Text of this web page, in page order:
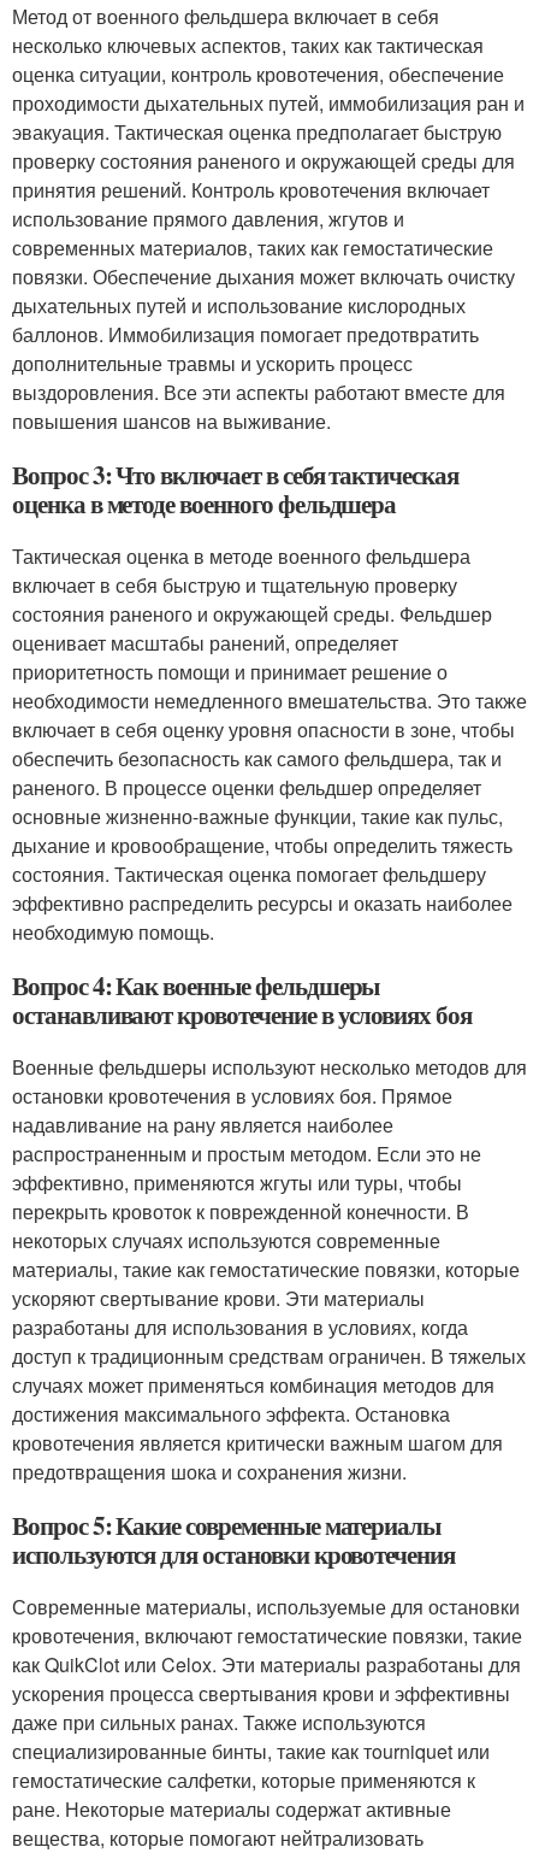
Метод от военного фельдшера включает в себя
несколько ключевых аспектов, таких как тактическая
оценка ситуации, контроль кровотечения, обеспечение
проходимости дыхательных путей, иммобилизация ран и
эвакуация. Тактическая оценка предполагает быструю
проверку состояния раненого и окружающей среды для
принятия решений. Контроль кровотечения включает
использование прямого давления, жгутов и
современных материалов, таких как гемостатические
повязки. Обеспечение дыхания может включать очистку
дыхательных путей и использование кислородных
баллонов. Иммобилизация помогает предотвратить
дополнительные травмы и ускорить процесс
выздоровления. Все эти аспекты работают вместе для
повышения шансов на выживание.
Вопрос 3: Что включает в себя тактическая
оценка в методе военного фельдшера
Тактическая оценка в методе военного фельдшера
включает в себя быструю и тщательную проверку
состояния раненого и окружающей среды. Фельдшер
оценивает масштабы ранений, определяет
приоритетность помощи и принимает решение о
необходимости немедленного вмешательства. Это также
включает в себя оценку уровня опасности в зоне, чтобы
обеспечить безопасность как самого фельдшера, так и
раненого. В процессе оценки фельдшер определяет
основные жизненно-важные функции, такие как пульс,
дыхание и кровообращение, чтобы определить тяжесть
состояния. Тактическая оценка помогает фельдшеру
эффективно распределить ресурсы и оказать наиболее
необходимую помощь.
Вопрос 4: Как военные фельдшеры
останавливают кровотечение в условиях боя
Военные фельдшеры используют несколько методов для
остановки кровотечения в условиях боя. Прямое
надавливание на рану является наиболее
распространенным и простым методом. Если это не
эффективно, применяются жгуты или туры, чтобы
перекрыть кровоток к поврежденной конечности. В
некоторых случаях используются современные
материалы, такие как гемостатические повязки, которые
ускоряют свертывание крови. Эти материалы
разработаны для использования в условиях, когда
доступ к традиционным средствам ограничен. В тяжелых
случаях может применяться комбинация методов для
достижения максимального эффекта. Остановка
кровотечения является критически важным шагом для
предотвращения шока и сохранения жизни.
Вопрос 5: Какие современные материалы
используются для остановки кровотечения
Современные материалы, используемые для остановки
кровотечения, включают гемостатические повязки, такие
как QuikClot или Celox. Эти материалы разработаны для
ускорения процесса свертывания крови и эффективны
даже при сильных ранах. Также используются
специализированные бинты, такие как тourniquet или
гемостатические салфетки, которые применяются к
ране. Некоторые материалы содержат активные
вещества, которые помогают нейтрализовать